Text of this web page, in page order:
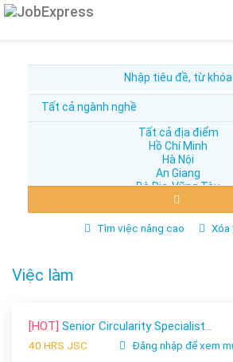
Tìm việc nâng cao Xóa
Việc làm
[HOT]Senior Circularity Specialist, Vendor Environmental/ Waste Specialist
40 HRS JSC
Đăng nhập để xem